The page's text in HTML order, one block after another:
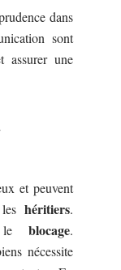
dans
sont
assurer une
et peuvent
héritiers.
le blocage.
nécessite